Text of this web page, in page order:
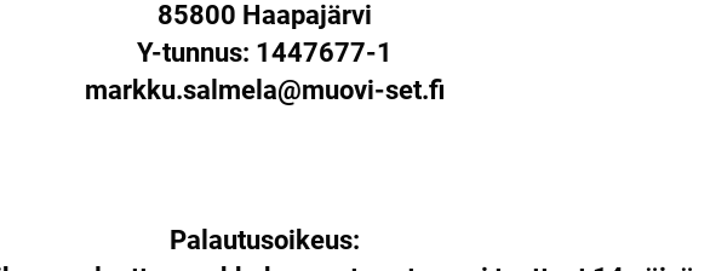
85800 Haapajärvi
Y-tunnus: 1447677-1
markku.salmela@muovi-set.fi
Palautusoikeus: